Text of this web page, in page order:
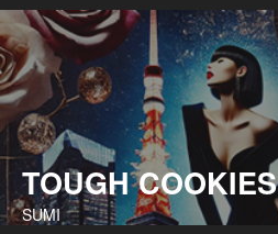
TOUGH COOKIES
SUMI